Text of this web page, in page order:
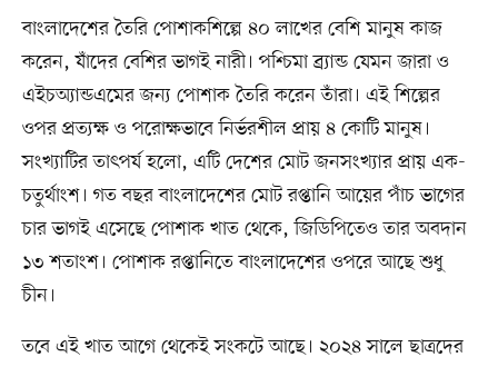
বাংলাদেশের তৈরি পোশাকশিল্পে ৪০ লাখের বেশি মানুষ কাজ
করেন, যাঁদের বেশির ভাগই নারী। পশ্চিমা ব্র্যান্ড যেমন জারা ও
এইচঅ্যান্ডএমের জন্য পোশাক তৈরি করেন তাঁরা। এই শিল্পের
ওপর প্রত্যক্ষ ও পরোক্ষভাবে নির্ভরশীল প্রায় ৪ কোটি মানুষ।
সংখ্যাটির তাৎপর্য হলো, এটি দেশের মোট জনসংখ্যার প্রায় এক-
চতুর্থাংশ। গত বছর বাংলাদেশের মোট রপ্তানি আয়ের পাঁচ ভাগের
চার ভাগই এসেছে পোশাক খাত থেকে, জিডিপিতেও তার অবদান
১৩ শতাংশ। পোশাক রপ্তানিতে বাংলাদেশের ওপরে আছে শুধু
চীন।
তবে এই খাত আগে থেকেই সংকটে আছে। ২০২৪ সালে ছাত্রদের